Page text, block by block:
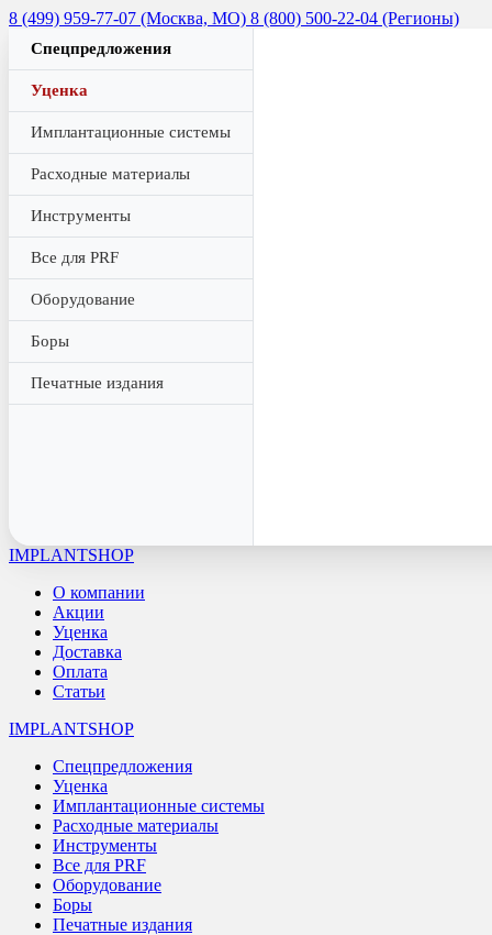
8 (499) 959-77-07 (Москва, МО) 8 (800) 500-22-04 (Регионы)
Спецпредложения
Уценка
Имплантационные системы
Расходные материалы
Инструменты
Все для PRF
Оборудование
Боры
Печатные издания
IMPLANTSHOP
О компании
Акции
Уценка
Доставка
Оплата
Статьи
IMPLANTSHOP
Спецпредложения
Уценка
Имплантационные системы
Расходные материалы
Инструменты
Все для PRF
Оборудование
Боры
Печатные издания